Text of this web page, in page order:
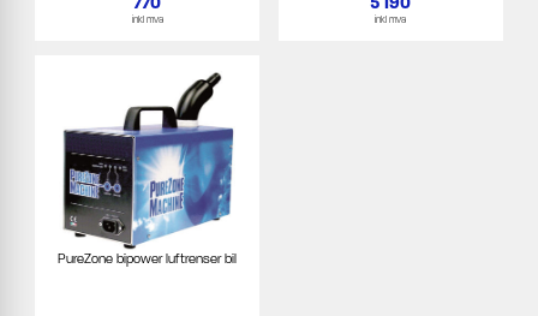
inkl mva inkl mva
PureZone bipower luftrenser bil